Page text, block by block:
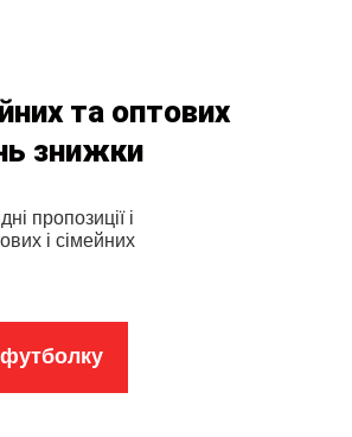
та оптових
знижки
пропозиції і
і сімейних